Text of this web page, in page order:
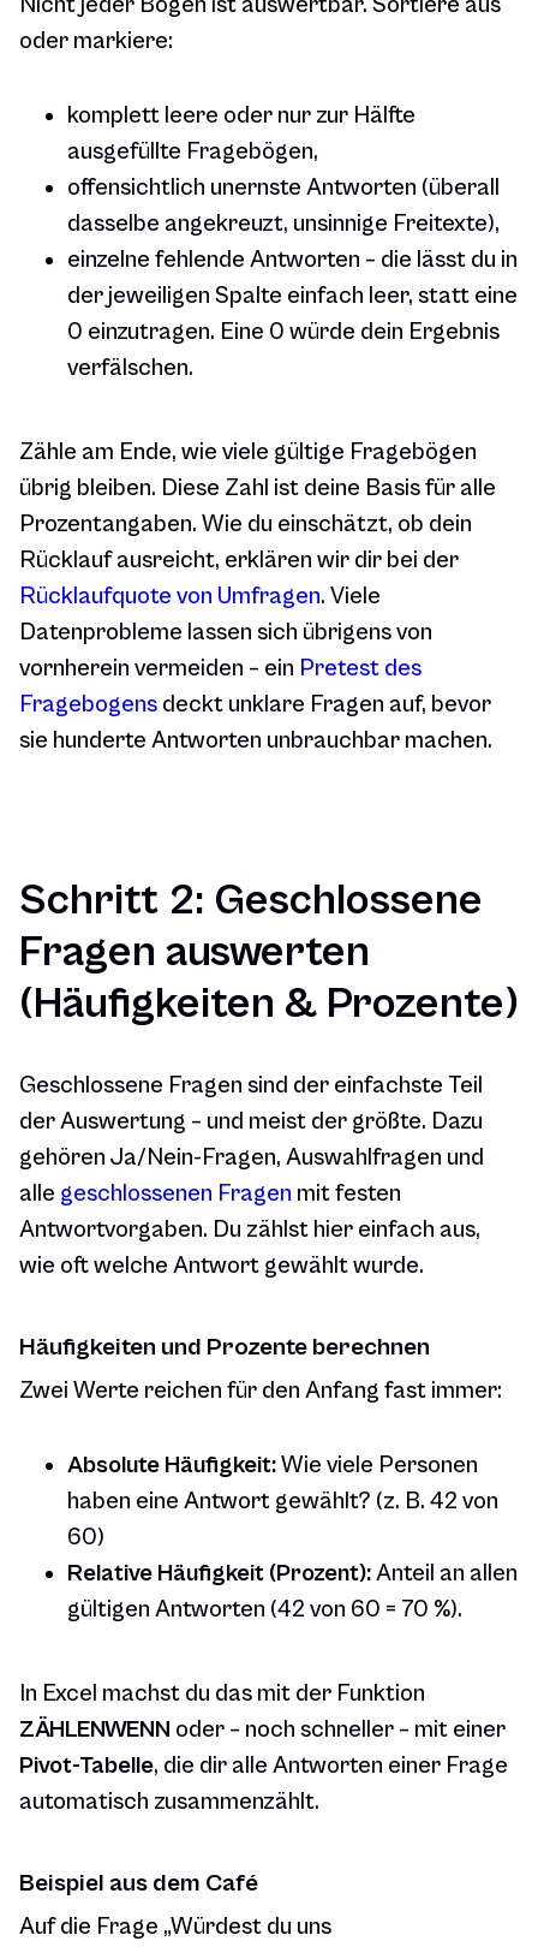
Nicht jeder Bogen ist auswertbar. Sortiere aus
oder markiere:
komplett leere oder nur zur Hälfte
ausgefüllte Fragebögen,
offensichtlich unernste Antworten (überall
dasselbe angekreuzt, unsinnige Freitexte),
einzelne fehlende Antworten – die lässt du in
der jeweiligen Spalte einfach leer, statt eine
0 einzutragen. Eine 0 würde dein Ergebnis
verfälschen.
Zähle am Ende, wie viele gültige Fragebögen
übrig bleiben. Diese Zahl ist deine Basis für alle
Prozentangaben. Wie du einschätzt, ob dein
Rücklauf ausreicht, erklären wir dir bei der
Rücklaufquote von Umfragen. Viele
Datenprobleme lassen sich übrigens von
vornherein vermeiden – ein Pretest des
Fragebogens deckt unklare Fragen auf, bevor
sie hunderte Antworten unbrauchbar machen.
Schritt 2: Geschlossene
Fragen auswerten
(Häufigkeiten & Prozente)
Geschlossene Fragen sind der einfachste Teil
der Auswertung – und meist der größte. Dazu
gehören Ja/Nein-Fragen, Auswahlfragen und
alle geschlossenen Fragen mit festen
Antwortvorgaben. Du zählst hier einfach aus,
wie oft welche Antwort gewählt wurde.
Häufigkeiten und Prozente berechnen
Zwei Werte reichen für den Anfang fast immer:
Absolute Häufigkeit:Wie viele Personen
haben eine Antwort gewählt? (z. B. 42 von
60)
Relative Häufigkeit (Prozent):Anteil an allen
gültigen Antworten (42 von 60 = 70 %).
In Excel machst du das mit der Funktion
ZÄHLENWENN oder – noch schneller – mit einer
Pivot-Tabelle, die dir alle Antworten einer Frage
automatisch zusammenzählt.
Beispiel aus dem Café
Auf die Frage „Würdest du uns